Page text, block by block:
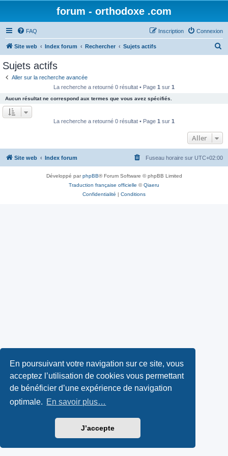
En poursuivant votre navigation sur ce site, vous
acceptez l’utilisation de cookies vous permettant
de bénéficier d’une expérience de navigation
optimale. En savoir plus…
J’accepte
forum - orthodoxe .com
FAQ Connexion
Inscription
Site web Index forum Rechercher Sujets actifs
e
r
Sujets actifs
Aller sur la recherche avancée
La recherche a retourné 0 résultat • Page 1 sur 1
Aucun résultat ne correspond aux termes que vous avez spécifiés.
La recherche a retourné 0 résultat • Page 1 sur 1
Aller
Site web Index forum Fuseau horaire sur UTC+02:00
Développé parphpBB® Forum Software © phpBB Limited
Traduction française officielle ©Qiaeru
Confidentialité | Conditions